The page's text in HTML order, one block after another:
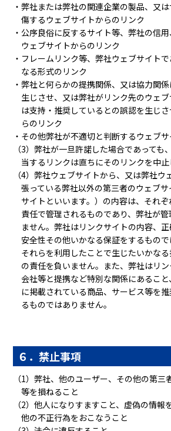
・弊社または弊社の関連企業の製品、又
傷するウェブサイトからのリンク
・公序良俗に反するサイト等、弊社の信
ウェブサイトからのリンク
・フレームリンク等、弊社ウェブサイト
なる形式のリンク
・弊社と何らかの提携関係、又は協力関
生じさせ、又は弊社がリンク先のウェ
は支持・推奨しているとの誤認を生じ
らのリンク
・その他弊社が不適切と判断するウェブ
（3）弊社が一旦許諾した場合であっても
当するリンクは直ちにそのリンクを中止
（4）弊社ウェブサイトから、又は弊社
張っている弊社以外の第三者のウェブ
サイトといいます。）の内容は、それ
責任で管理されるものであり、弊社が
ません。弊社はリンクサイトの内容、
安全性その他いかなる保証をするもの
それらを利用したことで生じたいかな
の責任を負いません。また、弊社はリ
会社等と提携など特別な関係にあるこ
に掲載されている商品、サービス等を
るものではありません。
６．禁止事項
（1）弊社、他のユーザー、その他の第
等を損ねること
（2）他人になりすますこと、虚偽の情報
他の不正行為をおこなうこと